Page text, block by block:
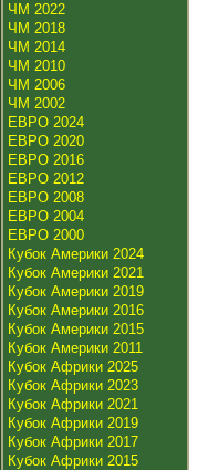
ЧМ 2022
ЧМ 2018
ЧМ 2014
ЧМ 2010
ЧМ 2006
ЧМ 2002
ЕВРО 2024
ЕВРО 2020
ЕВРО 2016
ЕВРО 2012
ЕВРО 2008
ЕВРО 2004
ЕВРО 2000
Кубок Америки 2024
Кубок Америки 2021
Кубок Америки 2019
Кубок Америки 2016
Кубок Америки 2015
Кубок Америки 2011
Кубок Африки 2025
Кубок Африки 2023
Кубок Африки 2021
Кубок Африки 2019
Кубок Африки 2017
Кубок Африки 2015